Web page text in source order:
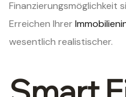
Finanzierungsmöglichkeit
Erreichen Ihrer
wesentlich realistischer.